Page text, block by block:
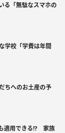
る「無駄なスマホの
学校「学費は年間
ちへのお土産の予
適用できる!? 家族